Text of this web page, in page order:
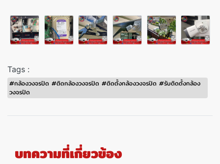
Tags :
#กล้องวงจรปิด #ติดกล้องวงจรปิด #ติดตั้งกล้องวงจรปิด #รับติดตั้งกล้อง
วงจรปิด
บทความที่เกี่ยวข้อง